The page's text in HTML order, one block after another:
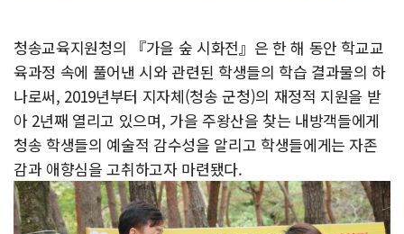
청송교육지원청의 『가을 숲 시화전』은 한 해 동안 학교교
육과정 속에 풀어낸 시와 관련된 학생들의 학습 결과물의 하
나로써, 2019년부터 지자체(청송 군청)의 재정적 지원을 받
아 2년째 열리고 있으며, 가을 주왕산을 찾는 내방객들에게
청송 학생들의 예술적 감수성을 알리고 학생들에게는 자존
감과 애향심을 고취하고자 마련됐다.